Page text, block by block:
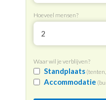
Hoeveel mensen?
2
Waar wil je verblijven?
Standplaats(tenten,
Accommodatie